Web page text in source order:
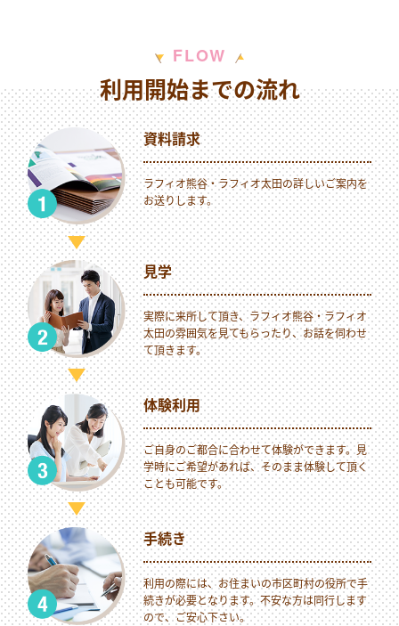
FLOW
利用開始までの流れ
資料請求
ラフィオ熊谷・ラフィオ太田の詳しいご案内を
お送りします。
見学
実際に来所して頂き、ラフィオ熊谷・ラフィオ
太田の雰囲気を見てもらったり、お話を伺わせ
て頂きます。
体験利用
ご自身のご都合に合わせて体験ができます。見
学時にご希望があれば、そのまま体験して頂く
ことも可能です。
手続き
利用の際には、お住まいの市区町村の役所で手
続きが必要となります。不安な方は同行します
ので、ご安心下さい。